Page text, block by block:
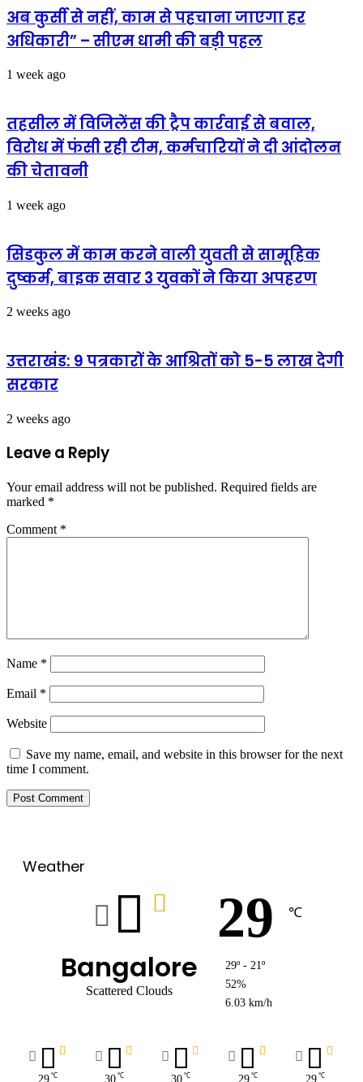
आशंका
साथ
किया
एक
को
अब कुर्सी से नहीं, काम से पहचाना जाएगा हर
अधिकारी” – सीएम धामी की बड़ी पहल
1 week ago
तहसील में विजिलेंस की ट्रैप कार्रवाई से बवाल,
विरोध में फंसी रही टीम, कर्मचारियों ने दी आंदोलन
की चेतावनी
1 week ago
सिडकुल में काम करने वाली युवती से सामूहिक
दुष्कर्म, बाइक सवार 3 युवकों ने किया अपहरण
2 weeks ago
उत्तराखंड: 9 पत्रकारों के आश्रितों को 5-5 लाख देगी
सरकार
2 weeks ago
Leave a Reply
Your email address will not be published. Required fields are
marked *
Comment *
Name *
Email *
Website
Save my name, email, and website in this browser for the next
time I comment.
Weather
Bangalore
Scattered Clouds
29 ℃
29º - 21º
52%
6.03 km/h
29 ℃ 30 ℃ 30 ℃ 29 ℃ 29 ℃